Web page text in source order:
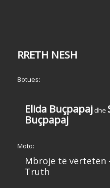
RRETH NESH
Botues:
Elida Buçpapaj dhe
Buçpapaj
Moto:
Mbroje të vërtetën
Truth